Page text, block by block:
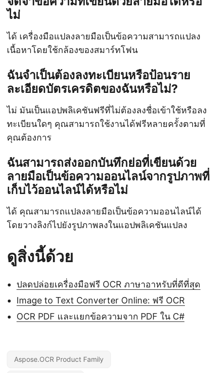
ไม่
ได้ เครื่องมือแปลงลายมือเป็นข้อความสามารถแปลง
เนื้อหาโดยใช้กล้องของสมาร์ทโฟน
ฉันจำเป็นต้องลงทะเบียนหรือป้อนราย
ละเอียดบัตรเครดิตของฉันหรือไม่?
ไม่ มันเป็นแอปพลิเคชันฟรีที่ไม่ต้องลงชื่อเข้าใช้หรือลง
ทะเบียนใดๆ คุณสามารถใช้งานได้ฟรีหลายครั้งตามที่
คุณต้องการ
ฉันสามารถส่งออกบันทึกย่อที่เขียนด้วย
ลายมือเป็นข้อความออนไลน์จากรูปภาพที่
เก็บไว้ออนไลน์ได้หรือไม่
ได้ คุณสามารถแปลงลายมือเป็นข้อความออนไลน์ได้
โดยวางลิงก์ไปยังรูปภาพลงในแอปพลิเคชันแปลง
ดูสิ่งนี้ด้วย
ปลดปล่อยเครื่องมือฟรี OCR ภาษาอาหรับที่ดีที่สุด
Image to Text Converter Online: ฟรี OCR
OCR PDF และแยกข้อความจาก PDF ใน C#
Aspose.OCR Product Family